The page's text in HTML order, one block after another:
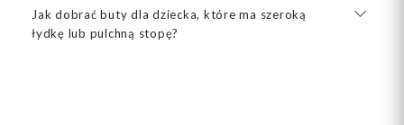
Jak dobrać buty dla dziecka, które ma szeroką
łydkę lub pulchną stopę?